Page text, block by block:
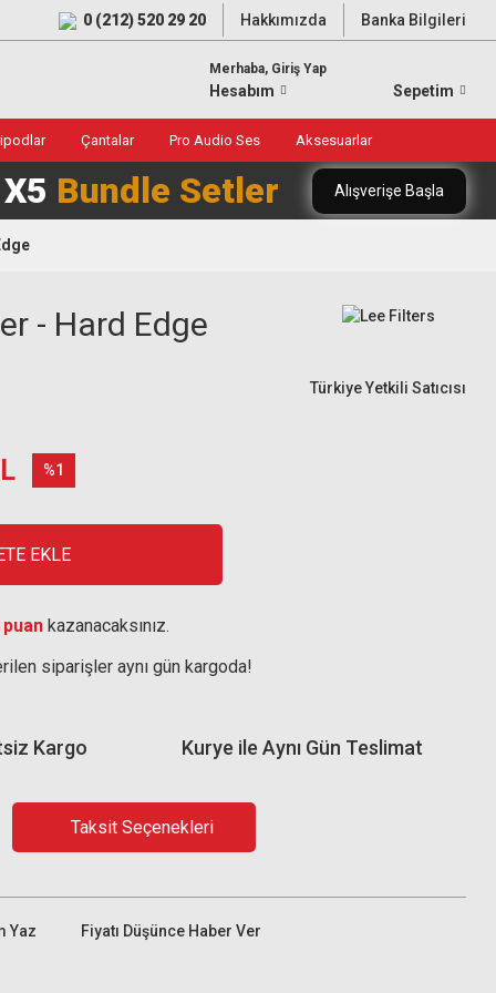
0 (212) 520 29 20 Hakkımızda Banka Bilgileri
Merhaba, Giriş Yap
Hesabım Sepetim
Çantalar Pro Audio Ses Aksesuarlar
Bundle Setler Alışverişe Başla
- Hard Edge
Türkiye Yetkili Satıcısı
%1
EKLE
puan kazanacaksınız.
siparişler aynı gün kargoda!
Kurye ile Aynı Gün Teslimat
Kargo
Taksit Seçenekleri
Yaz Fiyatı Düşünce Haber Ver